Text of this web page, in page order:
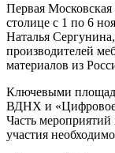
Первая Московская
столице с 1 по 6
Наталья
производителей
материалов из
Ключевыми
ВДНХ и «Цифровое
Часть
участия